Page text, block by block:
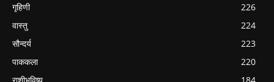
गृहिणी
226
वास्तु
224
सौन्दर्य
223
पाककला
220